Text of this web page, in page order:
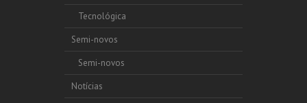
Tecnológica
Semi-novos
Semi-novos
Notícias